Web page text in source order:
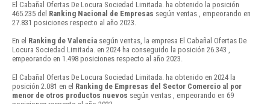
El Cabañal Ofertas De Locura Sociedad Limitada. ha obtenido la posición
465.235 del Ranking Nacional de Empresas según ventas , empeorando en
27.831 posiciones respecto al año 2023.
En el Ranking de Valencia según ventas, la empresa El Cabañal Ofertas De
Locura Sociedad Limitada. en 2024 ha conseguido la posición 26.343 ,
empeorando en 1.498 posiciones respecto al año 2023.
El Cabañal Ofertas De Locura Sociedad Limitada. ha obtenido en 2024 la
posición 2.081 en el Ranking de Empresas del Sector Comercio al por
menor de otros productos nuevos según ventas , empeorando en 69